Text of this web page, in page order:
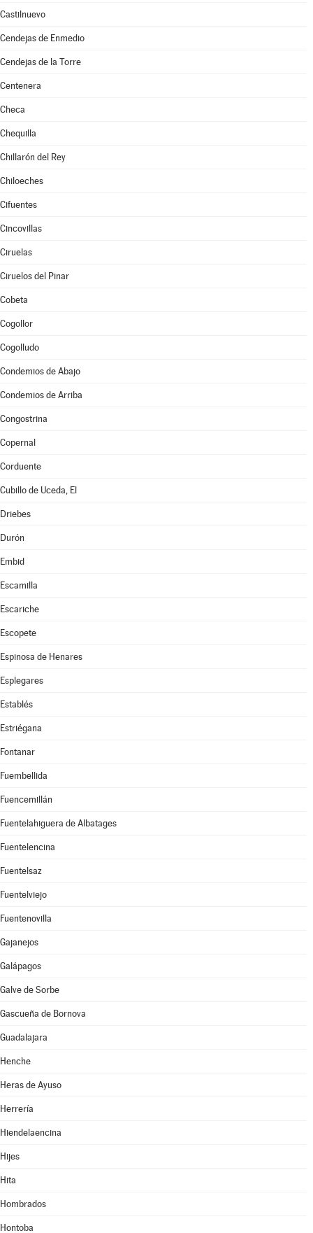
Castilnuevo
Cendejas de Enmedio
Cendejas de la Torre
Centenera
Checa
Chequilla
Chillarón del Rey
Chiloeches
Cifuentes
Cincovillas
Ciruelas
Ciruelos del Pinar
Cobeta
Cogollor
Cogolludo
Condemios de Abajo
Condemios de Arriba
Congostrina
Copernal
Corduente
Cubillo de Uceda, El
Driebes
Durón
Embid
Escamilla
Escariche
Escopete
Espinosa de Henares
Esplegares
Establés
Estriégana
Fontanar
Fuembellida
Fuencemillán
Fuentelahiguera de Albatages
Fuentelencina
Fuentelsaz
Fuentelviejo
Fuentenovilla
Gajanejos
Galápagos
Galve de Sorbe
Gascueña de Bornova
Guadalajara
Henche
Heras de Ayuso
Herrería
Hiendelaencina
Hijes
Hita
Hombrados
Hontoba